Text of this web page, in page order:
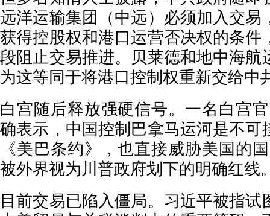
远洋运输集团（中远）必须加入交易
获得控股权和港口运营否决权的条件
段阻止交易推进。贝莱德和地中海航
为这等同于将港口控制权重新交给中
白宫随后释放强硬信号。一名白宫
确表示，中国控制巴拿马运河是不可
《美巴条约》，也直接威胁美国的
被外界视为川普政府划下的明确红线
目前交易已陷入僵局。习近平被指试